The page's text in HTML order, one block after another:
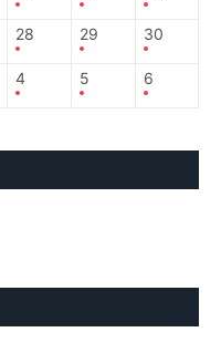
28 29 30
4 5 6